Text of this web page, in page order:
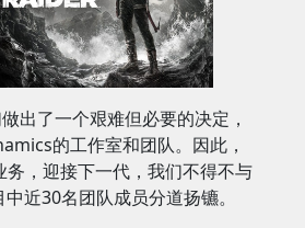
出了一个艰难但必要的决定，
的工作室和团队。因此，
务，迎接下一代，我们不得不与
近30名团队成员分道扬镳。